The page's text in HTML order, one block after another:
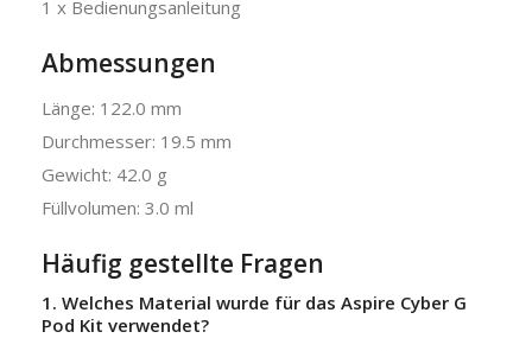
1 x Bedienungsanleitung
Abmessungen
Länge: 122.0 mm
Durchmesser: 19.5 mm
Gewicht: 42.0 g
Füllvolumen: 3.0 ml
Häufig gestellte Fragen
1. Welches Material wurde für das Aspire Cyber G
Pod Kit verwendet?